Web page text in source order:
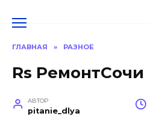
ГЛАВНАЯ » РАЗНОЕ
Rs РемонтСочи
АВТОР
pitanie_dlya